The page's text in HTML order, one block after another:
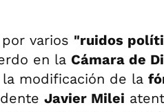
varios "ruidos
en la Cámara de
modificación de la
Javier Milei